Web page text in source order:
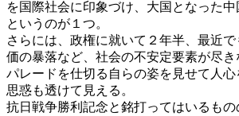
を国際社会に印象づけ、大国となった
というのが１つ。
さらには、政権に就いて２年半、最近
価の暴落など、社会の不安定要素が尽
パレードを仕切る自らの姿を見せて人心
思惑も透けて見える。
抗日戦争勝利記念と銘打ってはいるも